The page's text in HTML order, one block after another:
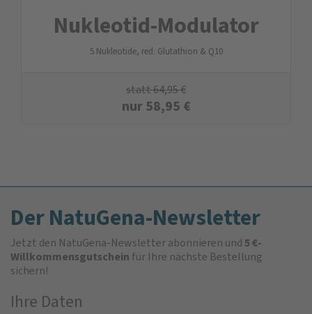
Nukleotid-Modulator
5 Nukleotide, red. Glutathion & Q10
statt64,95€
nur58,95 €
Der NatuGena-Newsletter
Jetzt den NatuGena-Newsletter abonnieren und5 €-
Willkommensgutschein für Ihre nächste Bestellung
sichern!
Ihre Daten